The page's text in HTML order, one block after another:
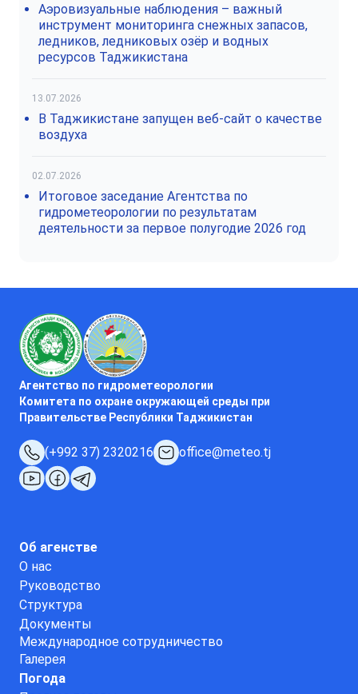
Аэровизуальные наблюдения – важный
инструмент мониторинга снежных запасов,
ледников, ледниковых озёр и водных
ресурсов Таджикистана
13.07.2026
В Таджикистане запущен веб-сайт о качестве
воздуха
02.07.2026
Итоговое заседание Агентства по
гидрометеорологии по результатам
деятельности за первое полугодие 2026 год
Агентство по гидрометеорологии
Комитета по охране окружающей среды при
Правительстве Республики Таджикистан
(+992 37) 2320216 office@meteo.tj
Об агенстве
О нас
Руководство
Структура
Документы
Международное сотрудничество
Галерея
Погода